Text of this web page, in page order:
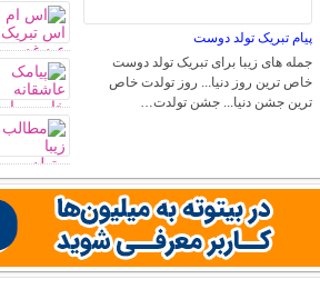
پیام تبریک تولد دوست
جمله های زیبا برای تبریک تولد دوست
خاص ترین روز دنیا... روز تولدت خاص
ترین جشن دنیا... جشن تولدت…